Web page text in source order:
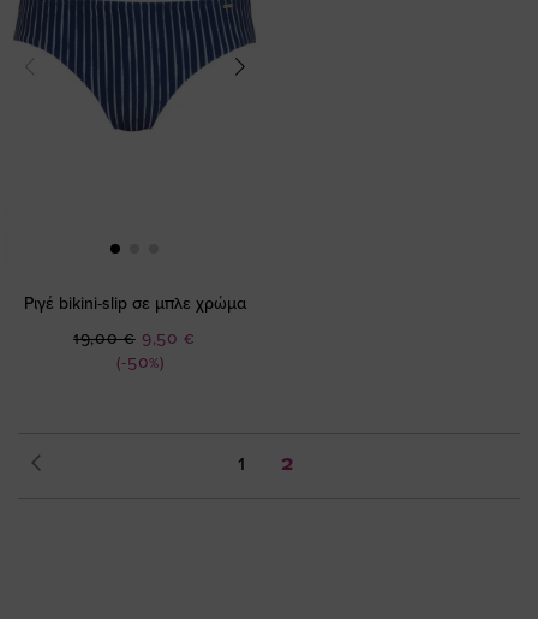
Ριγέ bikini-slip σε μπλε χρώμα
(-50%)
Ειδική
Τιμή
9,50 €
19,00 €
Σελίδα
1
You're
2